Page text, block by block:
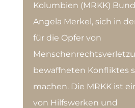
Kolumbien (MRKK)
Angela Merkel, sich in
für die Opfer von
bewaffneten Konfliktes
machen. Die MRKK ist
von Hilfswerken und